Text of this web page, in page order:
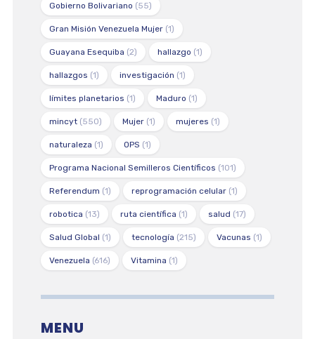
Gobierno Bolivariano (55)
Gran Misión Venezuela Mujer(1)
Guayana Esequiba (2) hallazgo (1)
hallazgos (1) investigación (1)
límites planetarios (1) Maduro (1)
mincyt(550) Mujer(1) mujeres (1)
naturaleza (1) OPS (1)
Programa Nacional Semilleros Científicos (101)
Referendum (1) reprogramación celular(1)
robotica (13) ruta científica (1) salud (17)
Salud Global (1) tecnología (215) Vacunas (1)
Venezuela (616) Vitamina (1)
MENU